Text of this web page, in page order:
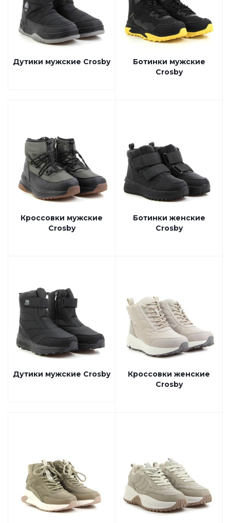
Дутики мужские Crosby
Ботинки мужские
Crosby
Кроссовки мужские
Crosby
Ботинки женские
Crosby
Дутики мужские Crosby
Кроссовки женские
Crosby